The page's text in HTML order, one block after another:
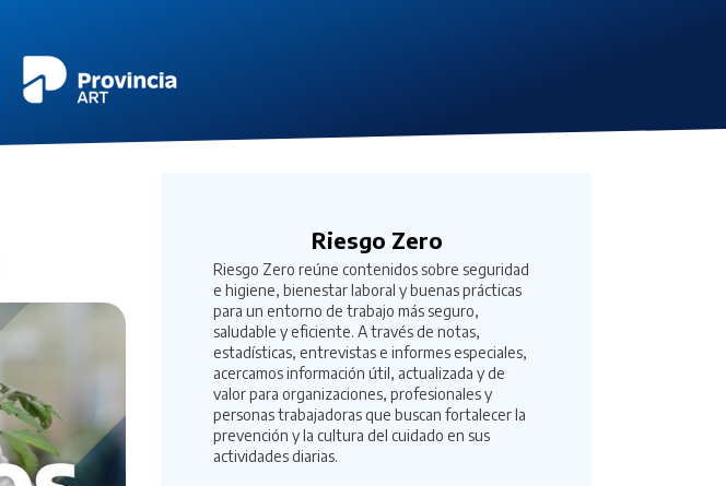
Riesgo Zero
Riesgo Zero reúne contenidos sobre seguridad
e higiene, bienestar laboral y buenas prácticas
para un entorno de trabajo más seguro,
saludable y eficiente. A través de notas,
estadísticas, entrevistas e informes especiales,
acercamos información útil, actualizada y de
valor para organizaciones, profesionales y
personas trabajadoras que buscan fortalecer la
prevención y la cultura del cuidado en sus
actividades diarias.